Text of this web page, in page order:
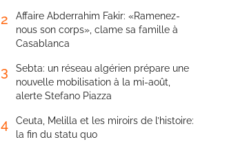
2
Affaire Abderrahim Fakir: «Ramenez-
nous son corps», clame sa famille à
Casablanca
3
Sebta: un réseau algérien prépare une
nouvelle mobilisation à la mi-août,
alerte Stefano Piazza
4
Ceuta, Melilla et les miroirs de l’histoire:
la fin du statu quo